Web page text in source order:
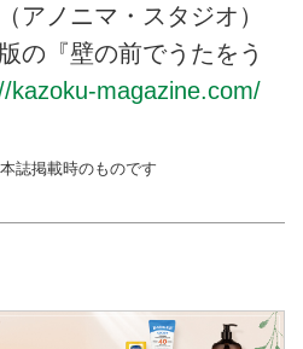
アノニマ・スタジオ）
の『壁の前でうたをう
kazoku-magazine.com/
誌掲載時のものです